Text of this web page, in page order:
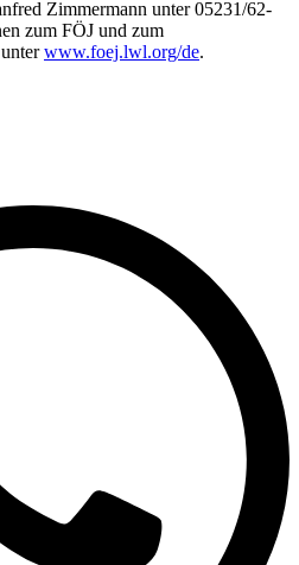
Zimmermann unter 05231/62-
zum FÖJ und zum
www.foej.lwl.org/de.